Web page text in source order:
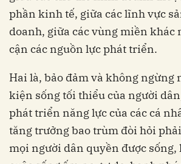
phần kinh tế, giữa các lĩnh vực
doanh, giữa các vùng miền khác
cận các nguồn lực phát triển.
Hai là, bảo đảm và không ngừng
kiện sống tối thiểu của người
phát triển năng lực của các cá
tăng trưởng bao trùm đòi hỏi
mọi người dân quyền được sống,